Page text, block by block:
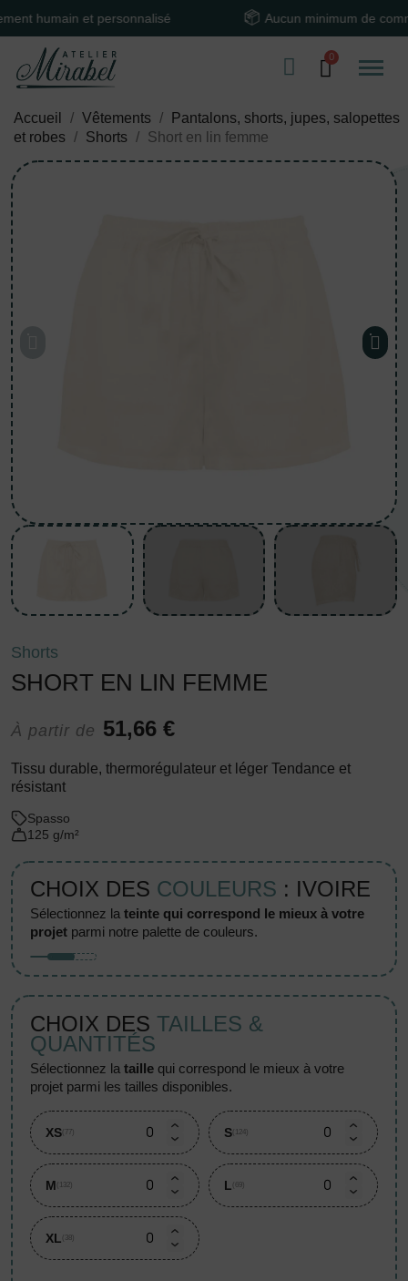
et personnalisé Aucun minimum de
Accueil Vêtements
Pantalons, shorts, jupes, salopettes
et robes
Shorts Short en lin femme
Shorts
SHORT EN LIN FEMME
À partir de 51,66 €
Tissu durable, thermorégulateur et léger Tendance et
résistant
Spasso
125 g/m²
CHOIX DES COULEURS : IVOIRE
sélectionnez lateinte qui correspond le mieux à votre
projet parmi notre palette de couleurs.
CHOIX DES TAILLES &
QUANTITÉS
sélectionnez lataille qui correspond le mieux à votre
projet parmi les tailles disponibles.
XS (77) S (124)
M (132) L (69)
XL (38)